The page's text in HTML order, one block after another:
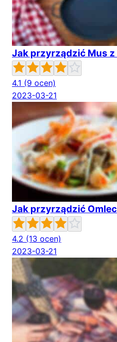
Jak przyrządzić Mus z
4.1 (9 ocen)
2023-03-21
Jak przyrządzić
4.2 (13 ocen)
2023-03-21